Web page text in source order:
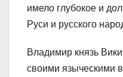
имело глубокое и
Руси и русского
Владимир князь
своими языческими